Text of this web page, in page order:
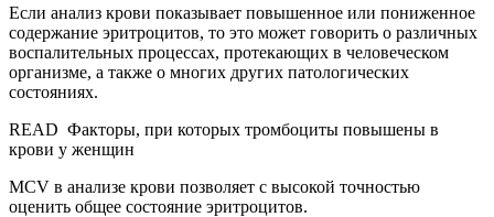
Если анализ крови показывает повышенное или пониженное
содержание эритроцитов, то это может говорить о различных
воспалительных процессах, протекающих в человеческом
организме, а также о многих других патологических
состояниях.
READ Факторы, при которых тромбоциты повышены в
крови у женщин
MCV в анализе крови позволяет с высокой точностью
оценить общее состояние эритроцитов.